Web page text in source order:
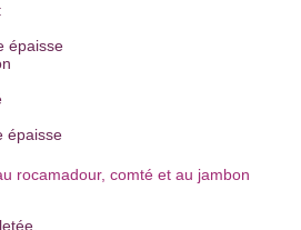
épaisse
épaisse